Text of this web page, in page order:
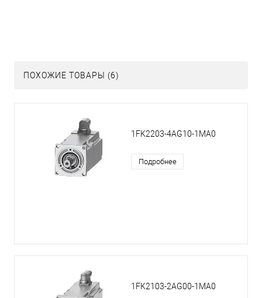
ПОХОЖИЕ ТОВАРЫ (6)
1FK2203-4AG10-1MA0
Подробнее
1FK2103-2AG00-1MA0